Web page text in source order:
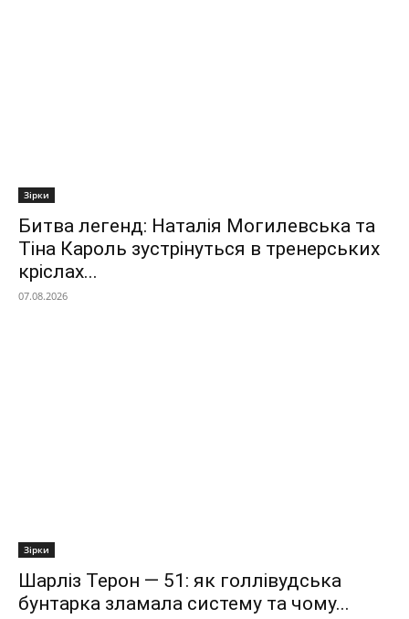
Зірки
Битва легенд: Наталія Могилевська та
Тіна Кароль зустрінуться в тренерських
кріслах...
07.08.2026
Зірки
Шарліз Терон — 51: як голлівудська
бунтарка зламала систему та чому...